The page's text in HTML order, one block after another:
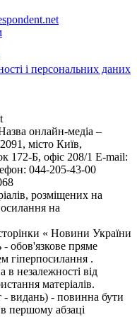
і персональних даних
онлайн-медіа –
місто Київ,
Б, офіс 208/1 E-mail:
044-205-43-00
розміщених на
на
« Новини України
- обов'язкове пряме
гіперпосилання .
незалежності від
матеріалів.
- видань) - повинна бути
першому абзаці